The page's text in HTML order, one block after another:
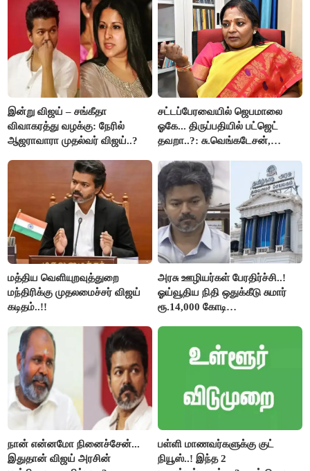
இன்று விஜய் – சங்கீதா
விவாகரத்து வழக்கு: நேரில்
ஆஜராவாரா முதல்வர் விஜய்..?
சட்டப்பேரவையில் ஜெபமாலை
ஓகே... திருப்பதியில் பட்ஜெட்
தவறா..?: சு.வெங்கடேசன்,
கேள்வி..!
மத்திய வெளியுறவுத்துறை
மந்திரிக்கு முதலமைச்சர் விஜய்
கடிதம்..!!
அரசு ஊழியர்கள் பேரதிர்ச்சி..!
ஓய்வூதிய நிதி ஒதுக்கீடு சுமார்
ரூ.14,000 கோடி
நான் என்னமோ நினைச்சேன்...
இதுதான் விஜய் அரசின்
பள்ளி மாணவர்களுக்கு குட்
நியூஸ்..! இந்த 2